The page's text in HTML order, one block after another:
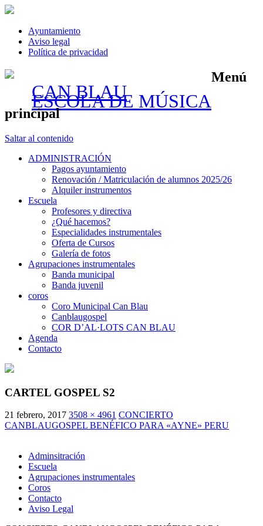
Ayuntamiento
Aviso legal
Política de privacidad
CAN BLAU
ESCOLA DE MÚSICA
Menú
principal
Saltar al contenido
ADMINISTRACIÓN
Pagos ayuntamiento
Renovación / Matriculación de alumnos 2025/26
Alquiler instrumentos
Escuela
Profesores y directiva
¿Qué hacemos?
Especialidades instrumentales
Oferta de Cursos
Galería de fotos
Agrupaciones instrumentales
Banda municipal
Banda juvenil
coros
Coro Municipal Can Blau
Canblaugospel
COR D’AL·LOTS CAN BLAU
Agenda
Contacto
CARTEL GOSPEL S2
21 febrero, 2017 3508 × 4961 CONCIERTO
CANBLAUGOSPEL BENÉFICO PARA «AYNE» PERU
Adminsitración
Escuela
Agrupaciones instrumentales
Coros
Contacto
Aviso Legal